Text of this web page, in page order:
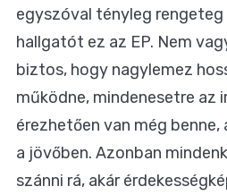
egyszóval tényleg rengeteg
hallgatót ez az EP. Nem
biztos, hogy nagylemez
működne, mindenesetre az
érezhetően van még
a jövőben. Azonban
szánni rá, akár